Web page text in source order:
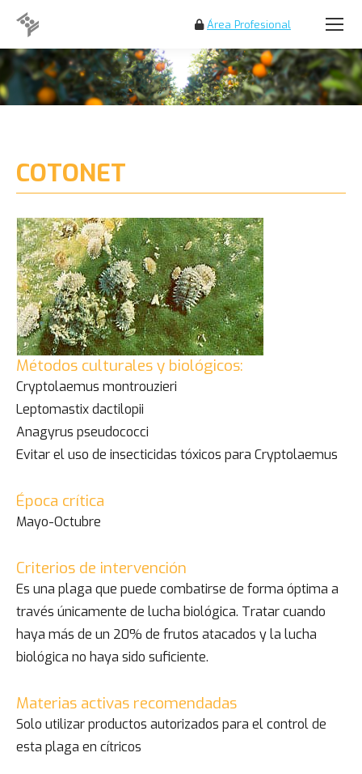
Área Profesional
Buscar:
COTONET
Métodos culturales y biológicos:
Cryptolaemus montrouzieri
Leptomastix dactilopii
Anagyrus pseudococci
Evitar el uso de insecticidas tóxicos para Cryptolaemus
Época crítica
Mayo-Octubre
Criterios de intervención
Es una plaga que puede combatirse de forma óptima a
través únicamente de lucha biológica. Tratar cuando
haya más de un 20% de frutos atacados y la lucha
biológica no haya sido suficiente.
Materias activas recomendadas
Solo utilizar productos autorizados para el control de
esta plaga en cítricos